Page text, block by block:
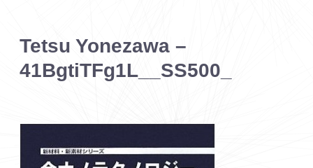
Tetsu Yonezawa –
41BgtiTFg1L__SS500_